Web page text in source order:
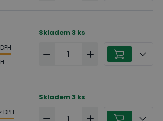
Skladem3 ks
DPH
Skladem3 ks